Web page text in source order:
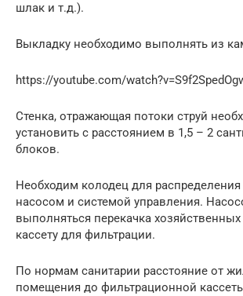
шлак и т.д.).
Выкладку необходимо выполнять из
https://youtube.com/
Стенка, отражающая потоки струй
установить с расстоянием в 1,5 – 2
блоков.
Необходим колодец для
насосом и системой управления.
выполняться перекачка
кассету для фильтрации.
По нормам санитарии расстояние от
помещения до фильтрационной